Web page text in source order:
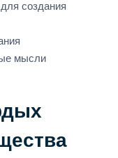
создания
мысли